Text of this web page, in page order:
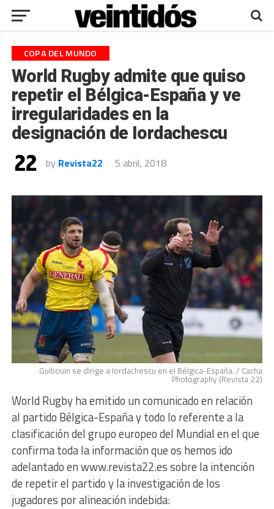
COPA DEL MUNDO
World Rugby admite que quiso
repetir el Bélgica-España y ve
irregularidades en la
designación de Iordachescu
by Revista22 5 abril, 2018
Guibouin se dirige a Iordachescu en el Bélgica-España. / Cacha
Photography (Revista 22)
World Rugby ha emitido un comunicado en relación
al partido Bélgica-España y todo lo referente a la
clasificación del grupo europeo del Mundial en el que
confirma toda la información que os hemos ido
adelantado en www.revista22.es sobre la intención
de repetir el partido y la investigación de los
jugadores por alineación indebida: